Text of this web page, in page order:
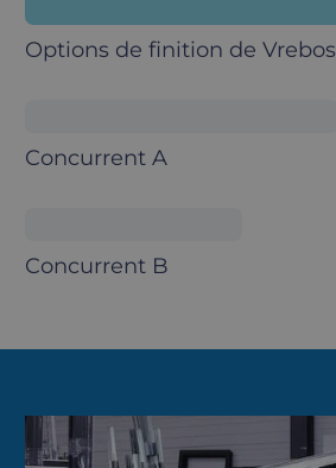
Options de finition de Vrebos
Concurrent A
Concurrent B